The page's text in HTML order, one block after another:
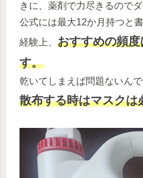
きに、薬剤で力尽きるのでダ
公式には最大12か月持つと
経験上、 おすすめの頻
す。
乾いてしまえば問題ないん
散布する時はマスクは